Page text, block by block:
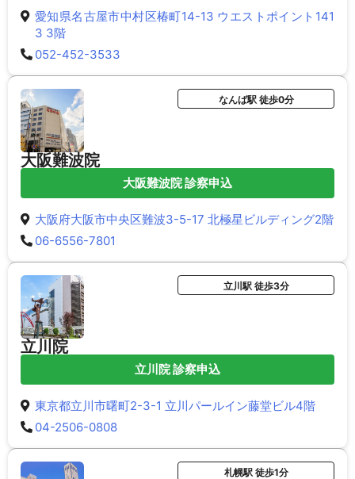
愛知県名古屋市中村区椿町14-13 ウエストポイント141
3 3階
052-452-3533
大阪難波院
なんば駅 徒歩0分
大阪難波院 診察申込
大阪府大阪市中央区難波3-5-17 北極星ビルディング2階
06-6556-7801
立川院
立川駅 徒歩3分
立川院 診察申込
東京都立川市曙町2-3-1 立川パールイン藤堂ビル4階
04-2506-0808
札幌駅 徒歩1分